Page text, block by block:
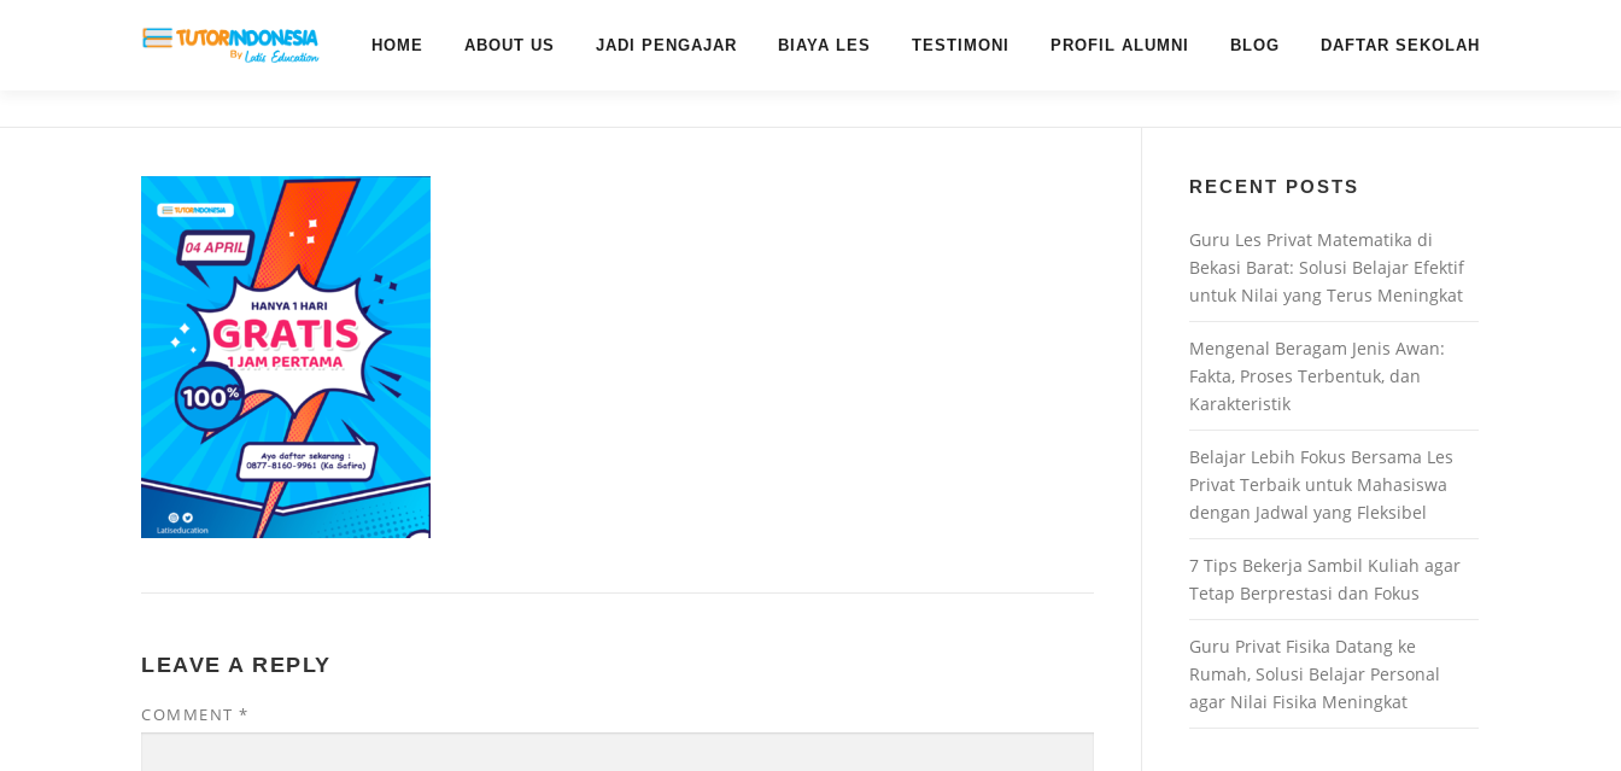
HOME ABOUT US JADI PENGAJAR BIAYA LES TESTIMONI PROFIL ALUMNI BLOG DAFTAR SEKOLAH
LEAVE A REPLY
COMMENT *
RECENT POSTS
Guru Les Privat Matematika di
Bekasi Barat: Solusi Belajar Efektif
untuk Nilai yang Terus Meningkat
Mengenal Beragam Jenis Awan:
Fakta, Proses Terbentuk, dan
Karakteristik
Belajar Lebih Fokus Bersama Les
Privat Terbaik untuk Mahasiswa
dengan Jadwal yang Fleksibel
7 Tips Bekerja Sambil Kuliah agar
Tetap Berprestasi dan Fokus
Guru Privat Fisika Datang ke
Rumah, Solusi Belajar Personal
agar Nilai Fisika Meningkat